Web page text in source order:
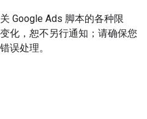
Google Ads 脚本的各种限
化，恕不另行通知；请确保您
误处理。